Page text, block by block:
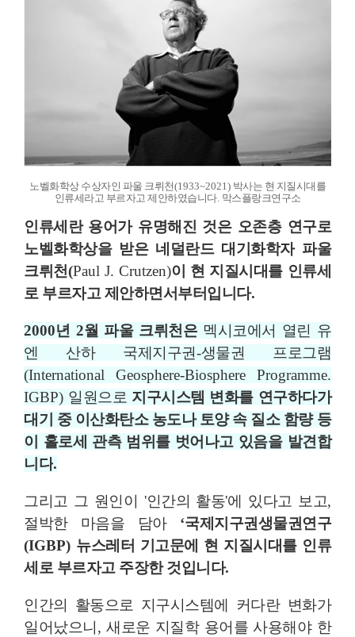
노벨화학상 수상자인 파울 크뤼천(1933~2021) 박사는 현 지질시대를
인류세라고 부르자고 제안하였습니다. 막스플랑크연구소
인류세란 용어가 유명해진 것은 오존층 연구로
노벨화학상을 받은 네덜란드 대기화학자 파울
크뤼천(Paul J. Crutzen)이 현 지질시대를 인류세
로 부르자고 제안하면서부터입니다.
2000년 2월 파울 크뤼천은 멕시코에서 열린 유
엔 산하 국제지구권-생물권 프로그램
(International Geosphere-Biosphere Programme.
IGBP) 일원으로 지구시스템 변화를 연구하다가
대기 중 이산화탄소 농도나 토양 속 질소 함량 등
이 홀로세 관측 범위를 벗어나고 있음을 발견합
니다.
그리고 그 원인이 '인간의 활동'에 있다고 보고,
절박한 마음을 담아 ‘국제지구권생물권연구
(IGBP) 뉴스레터 기고문에 현 지질시대를 인류
세로 부르자고 주장한 것입니다.
인간의 활동으로 지구시스템에 커다란 변화가
일어났으니 ,새로운 지질학 용어를 사용해야 한